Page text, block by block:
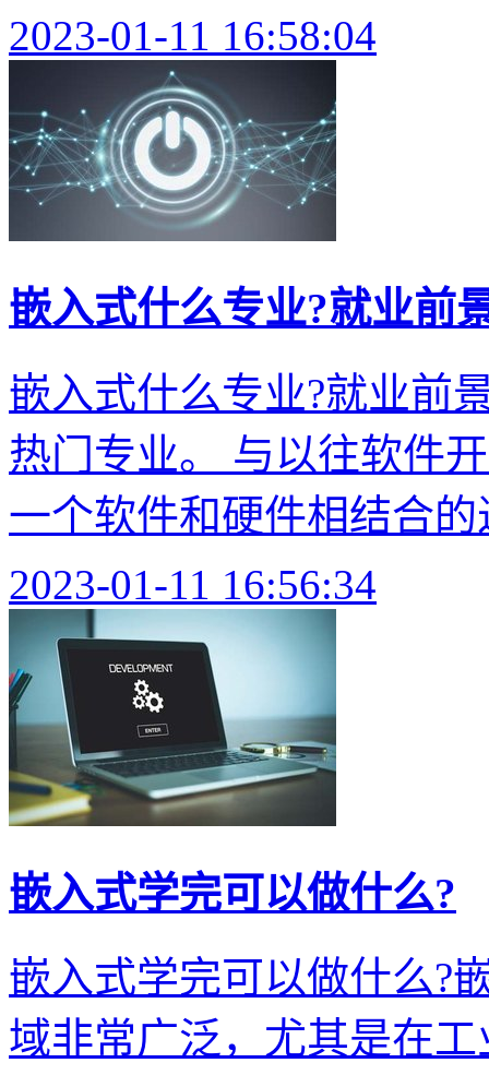
2023-01-11 16:58:04
嵌入式什么专业?就业前
嵌入式什么专业?就业前
热门专业。 与以往软件
一个软件和硬件相结合
2023-01-11 16:56:34
嵌入式学完可以做什么?
嵌入式学完可以做什么?
域非常广泛，尤其是在